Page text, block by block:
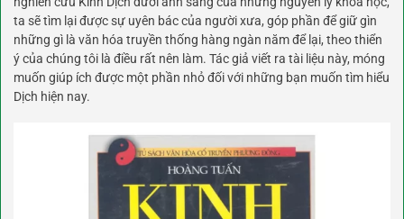
ta sẽ tìm lại được sự uyên bác của người xưa, góp phần để giữ gìn
những gì là văn hóa truyền thống hàng ngàn năm để lại, theo thiển
ý của chúng tôi là điều rất nên làm. Tác giả viết ra tài liệu này, móng
muốn giúp ích được một phần nhỏ đối với những bạn muốn tìm hiểu
Dịch hiện nay.